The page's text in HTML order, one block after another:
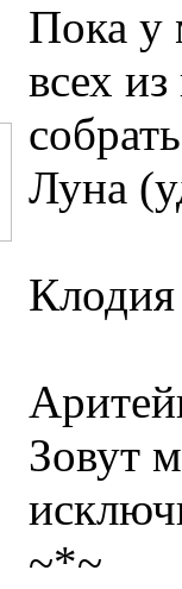
Пока у
всех
Луна
Зовут
~*~